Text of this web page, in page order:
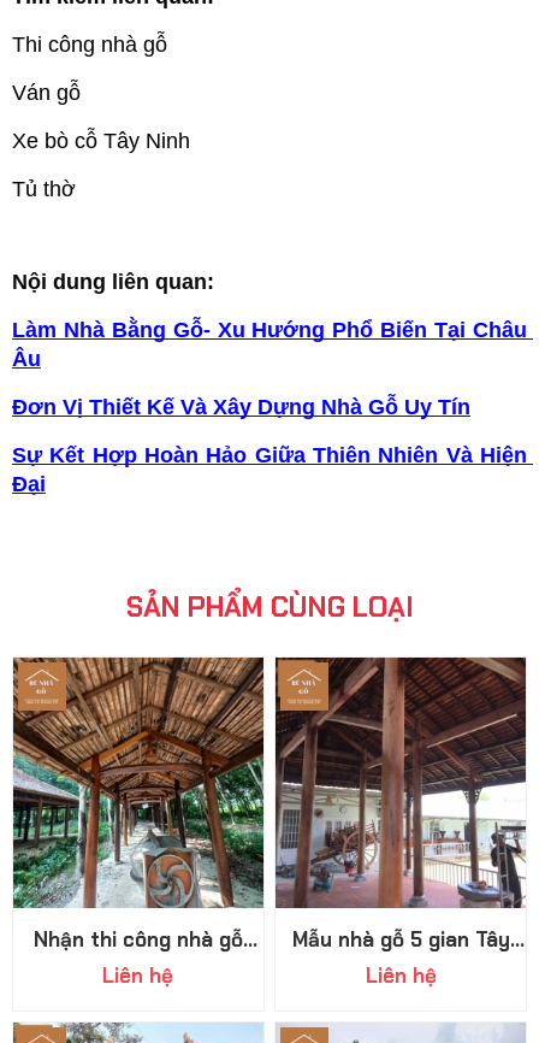
Thi công nhà gỗ
Ván gỗ
Xe bò cỗ Tây Ninh
Tủ thờ
Nội dung liên quan:
Làm Nhà Bằng Gỗ- Xu Hướng Phổ Biến Tại Châu
Âu
Đơn Vị Thiết Kế Và Xây Dựng Nhà Gỗ Uy Tín
Sự Kết Hợp Hoàn Hảo Giữa Thiên Nhiên Và Hiện
Đại
SẢN PHẨM CÙNG LOẠI
Nhận thi công nhà gỗ
miền Tây Nam Bộ giá
cạnh tranh
Liên hệ
Mẫu nhà gỗ 5 gian Tây
Ninh đậm chất xưa
Liên hệ